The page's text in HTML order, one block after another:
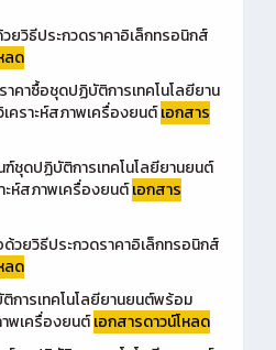
ยวิธีประกวดราคาอิเล็กทรอนิกส์
ลด
าคาซื้อชุดปฏิบัติการเทคโนโลยียาน
คราะห์สภาพเครื่องยนต์เอกสาร
ดปฏิบัติการเทคโนโลยียานยนต์
ะห์สภาพเครื่องยนต์เอกสาร
วยวิธีประกวดราคาอิเล็กทรอนิกส์
ลด
การเทคโนโลยียานยนต์พร้อม
าพเครื่องยนต์เอกสารดาวน์โหลด